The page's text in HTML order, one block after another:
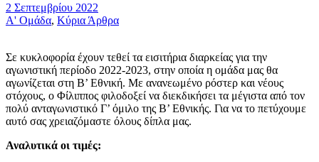
2 Σεπτεμβρίου 2022
Α' Ομάδα, Κύρια Άρθρα
Σε κυκλοφορία έχουν τεθεί τα εισιτήρια διαρκείας για την
αγωνιστική περίοδο 2022-2023, στην οποία η ομάδα μας θα
αγωνίζεται στη Β’ Εθνική. Με ανανεωμένο ρόστερ και νέους
στόχους, ο Φίλιππος φιλοδοξεί να διεκδικήσει τα μέγιστα από τον
πολύ ανταγωνιστικό Γ’ όμιλο της Β’ Εθνικής. Για να το πετύχουμε
αυτό σας χρειαζόμαστε όλους δίπλα μας.
Αναλυτικά οι τιμές: